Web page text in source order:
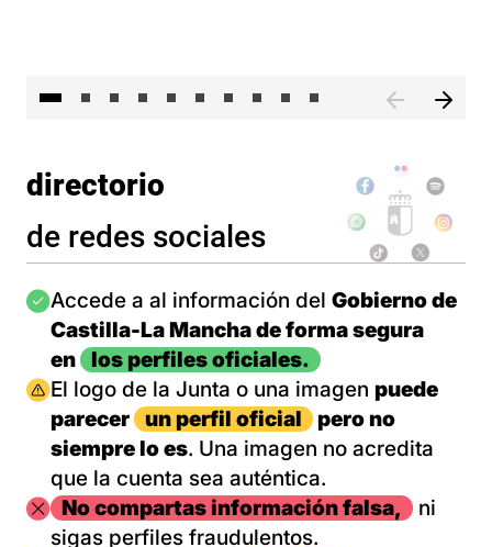
directorio
de redes sociales
Imagen
Accede a al información del Gobierno de
Castilla-La Mancha de forma segura
en
los perfiles oficiales.
Imagen
El logo de la Junta o una imagen puede
parecer
un perfil oficial
pero no
siempre lo es. Una imagen no acredita
que la cuenta sea auténtica.
ImagenNo compartas información falsa,
ni
sigas perfiles fraudulentos.